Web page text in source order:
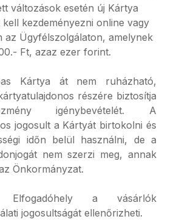
változások esetén új Kártya
kell kezdeményezni online vagy
az Ügyfélszolgálaton, amelynek
Ft, azaz ezer forint.
Kártya át nem ruházható,
részére biztosítja
igénybevételét. A
jogosult a Kártyát birtokolni és
időn belül használni, de a
nem szerzi meg, annak
Önkormányzat.
a vásárlók
jogosultságát ellenőrizheti.